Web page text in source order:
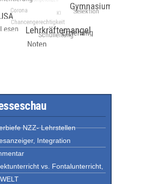
NZZ- Lehrstellen
Integration
vs. Fontalunterricht,